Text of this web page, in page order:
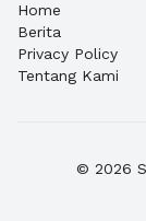
Home
Berita
Privacy Policy
Tentang Kami
© 2026